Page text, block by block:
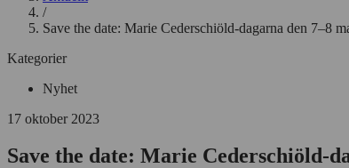
/
Save the date: Marie Cederschiöld-dagarna den 7–8
Kategorier
Nyhet
17 oktober 2023
Save the date: Marie Cederschiöld-